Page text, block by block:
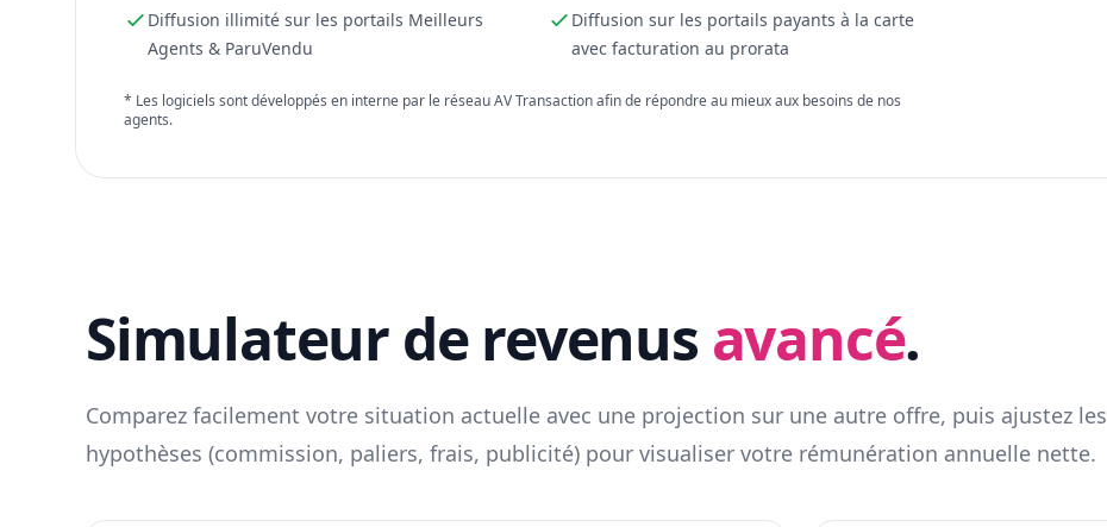
Diffusion illimité sur les portails Meilleurs
Agents & ParuVendu
Diffusion sur les portails payants à la carte
avec facturation au prorata
* Les logiciels sont développés en interne par le réseau AV Transaction afin de répondre au mieux aux besoins de nos
agents.
Simulateur de revenus avancé.
Comparez facilement votre situation actuelle avec une projection sur une autre offre, puis ajustez les
hypothèses (commission, paliers, frais, publicité) pour visualiser votre rémunération annuelle nette.